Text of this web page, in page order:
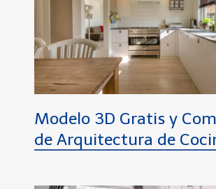
Modelo 3D Gratis y
de Arquitectura de